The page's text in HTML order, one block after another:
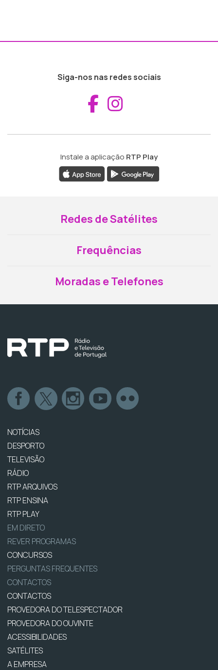
Siga-nos nas redes sociais
Aceder ao
Instale a aplicação RTP Play
Redes de Satélites
Frequências
Moradas e Telefones
NOTÍCIAS
DESPORTO
TELEVISÃO
RÁDIO
RTP ARQUIVOS
RTP ENSINA
RTP PLAY
EM DIRETO
REVER PROGRAMAS
CONCURSOS
PERGUNTAS FREQUENTES
CONTACTOS
CONTACTOS
PROVEDORA DO TELESPECTADOR
PROVEDORA DO OUVINTE
ACESSIBILIDADES
SATÉLITES
A EMPRESA